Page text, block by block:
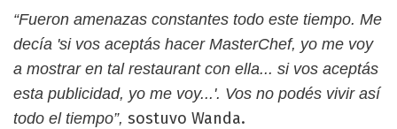
“Fueron amenazas constantes todo este tiempo. Me
decía 'si vos aceptás hacer MasterChef, yo me voy
a mostrar en tal restaurant con ella... si vos aceptás
esta publicidad, yo me voy...'. Vos no podés vivir así
todo el tiempo”, sostuvo Wanda.